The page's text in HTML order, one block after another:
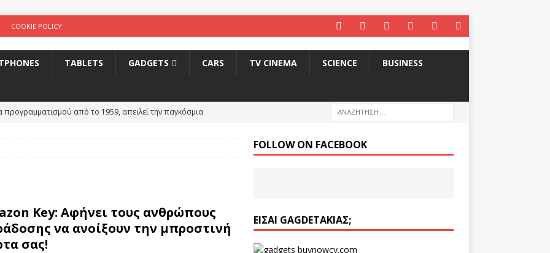
COOKIE POLICY
TABLETS GADGETS CARS TV CINEMA SCIENCE BUSINESS
προγραμματισμού από το 1959, απειλεί την παγκόσμια
Ανοίξτε και εσείς λογαριασμό και πάρτε €10 δώρο
Key: Αφήνει τους ανθρώπους
να ανοίξουν την μπροστινή
σας!
FOLLOW ON FACEBOOK
ΕΊΣΑΙ GAGDETΆΚΙΑΣ;